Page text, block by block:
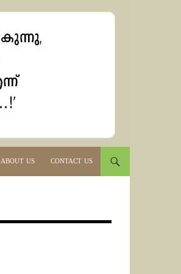
ABOUT US CONTACT US